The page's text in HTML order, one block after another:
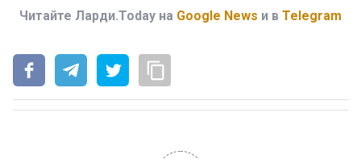
Читайте Ларди.Today на Google News и в Telegram